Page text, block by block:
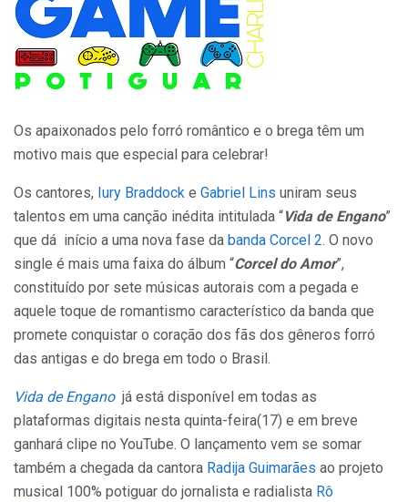
Os apaixonados pelo forró romântico e o brega têm um
motivo mais que especial para celebrar!
Os cantores, Iury Braddock e Gabriel Lins uniram seus
talentos em uma canção inédita intitulada “Vida de Engano”
que dá início a uma nova fase da banda Corcel 2. O novo
single é mais uma faixa do álbum “Corcel do Amor”,
constituído por sete músicas autorais com a pegada e
aquele toque de romantismo característico da banda que
promete conquistar o coração dos fãs dos gêneros forró
das antigas e do brega em todo o Brasil.
Vida de Engano já está disponível em todas as
plataformas digitais nesta quinta-feira(17) e em breve
ganhará clipe no YouTube. O lançamento vem se somar
também a chegada da cantora Radija Guimarães ao projeto
musical 100% potiguar do jornalista e radialista Rô